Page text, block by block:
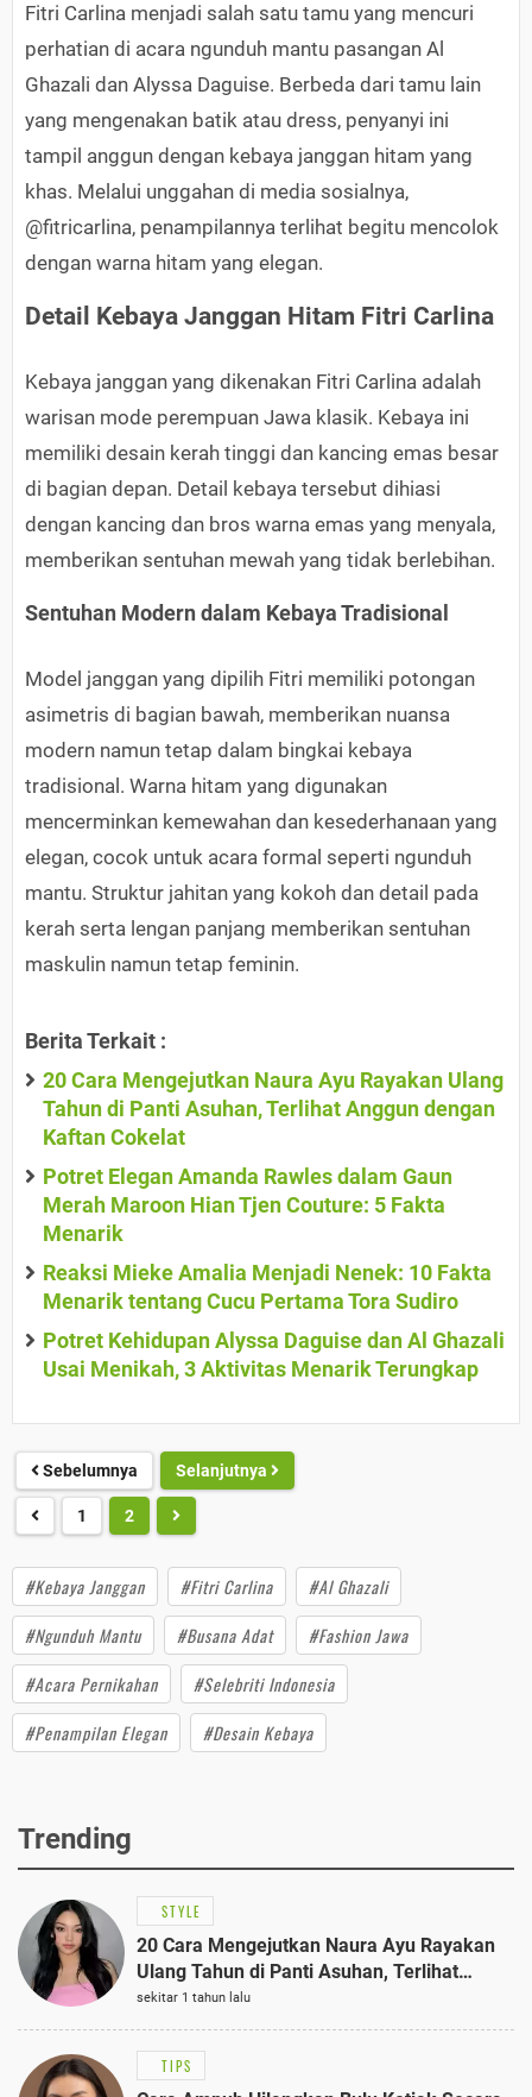
Fitri Carlina menjadi salah satu tamu yang mencuri
perhatian di acara ngunduh mantu pasangan Al
Ghazali dan Alyssa Daguise. Berbeda dari tamu lain
yang mengenakan batik atau dress, penyanyi ini
tampil anggun dengan kebaya janggan hitam yang
khas. Melalui unggahan di media sosialnya,
@fitricarlina, penampilannya terlihat begitu mencolok
dengan warna hitam yang elegan.
Detail Kebaya Janggan Hitam Fitri Carlina
Kebaya janggan yang dikenakan Fitri Carlina adalah
warisan mode perempuan Jawa klasik. Kebaya ini
memiliki desain kerah tinggi dan kancing emas besar
di bagian depan. Detail kebaya tersebut dihiasi
dengan kancing dan bros warna emas yang menyala,
memberikan sentuhan mewah yang tidak berlebihan.
Sentuhan Modern dalam Kebaya Tradisional
Model janggan yang dipilih Fitri memiliki potongan
asimetris di bagian bawah, memberikan nuansa
modern namun tetap dalam bingkai kebaya
tradisional. Warna hitam yang digunakan
mencerminkan kemewahan dan kesederhanaan yang
elegan, cocok untuk acara formal seperti ngunduh
mantu. Struktur jahitan yang kokoh dan detail pada
kerah serta lengan panjang memberikan sentuhan
maskulin namun tetap feminin.
Berita Terkait :
20 Cara Mengejutkan Naura Ayu Rayakan Ulang
Tahun di Panti Asuhan, Terlihat Anggun dengan
Kaftan Cokelat
Potret Elegan Amanda Rawles dalam Gaun
Merah Maroon Hian Tjen Couture: 5 Fakta
Menarik
Reaksi Mieke Amalia Menjadi Nenek: 10 Fakta
Menarik tentang Cucu Pertama Tora Sudiro
Potret Kehidupan Alyssa Daguise dan Al Ghazali
Usai Menikah, 3 Aktivitas Menarik Terungkap
Sebelumnya Selanjutnya
1 2
#Kebaya Janggan #Fitri Carlina
#Al Ghazali
#Ngunduh Mantu
#Busana Adat
#Fashion Jawa
#Acara Pernikahan
#Selebriti Indonesia
#Penampilan Elegan
#Desain Kebaya
Trending
STYLE
20 Cara Mengejutkan Naura Ayu Rayakan
Ulang Tahun di Panti Asuhan, Terlihat
Anggun dengan Kaftan Cokelat
sekitar 1 tahun lalu
TIPS